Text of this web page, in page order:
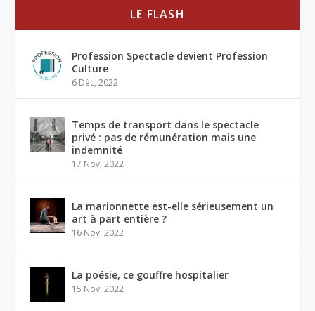
LE FLASH
Profession Spectacle devient Profession
Culture
6 Déc, 2022
Temps de transport dans le spectacle
privé : pas de rémunération mais une
indemnité
17 Nov, 2022
La marionnette est-elle sérieusement un
art à part entière ?
16 Nov, 2022
La poésie, ce gouffre hospitalier
15 Nov, 2022